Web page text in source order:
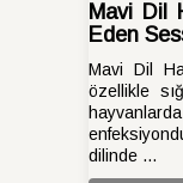
Mavi Dil
Eden
Mavi Dil
özellikle
dilinde ...